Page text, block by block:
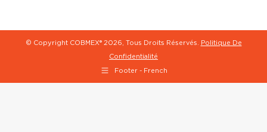
© Copyright COBMEX® 2026, Tous Droits Réservés. Politique De
Confidentialité
Footer - French